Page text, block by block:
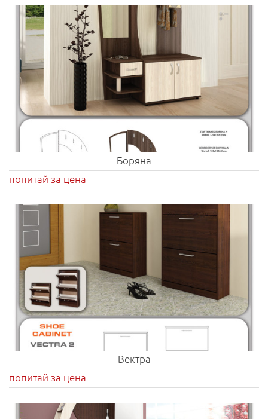
Боряна
попитай за цена
Вектра
попитай за цена